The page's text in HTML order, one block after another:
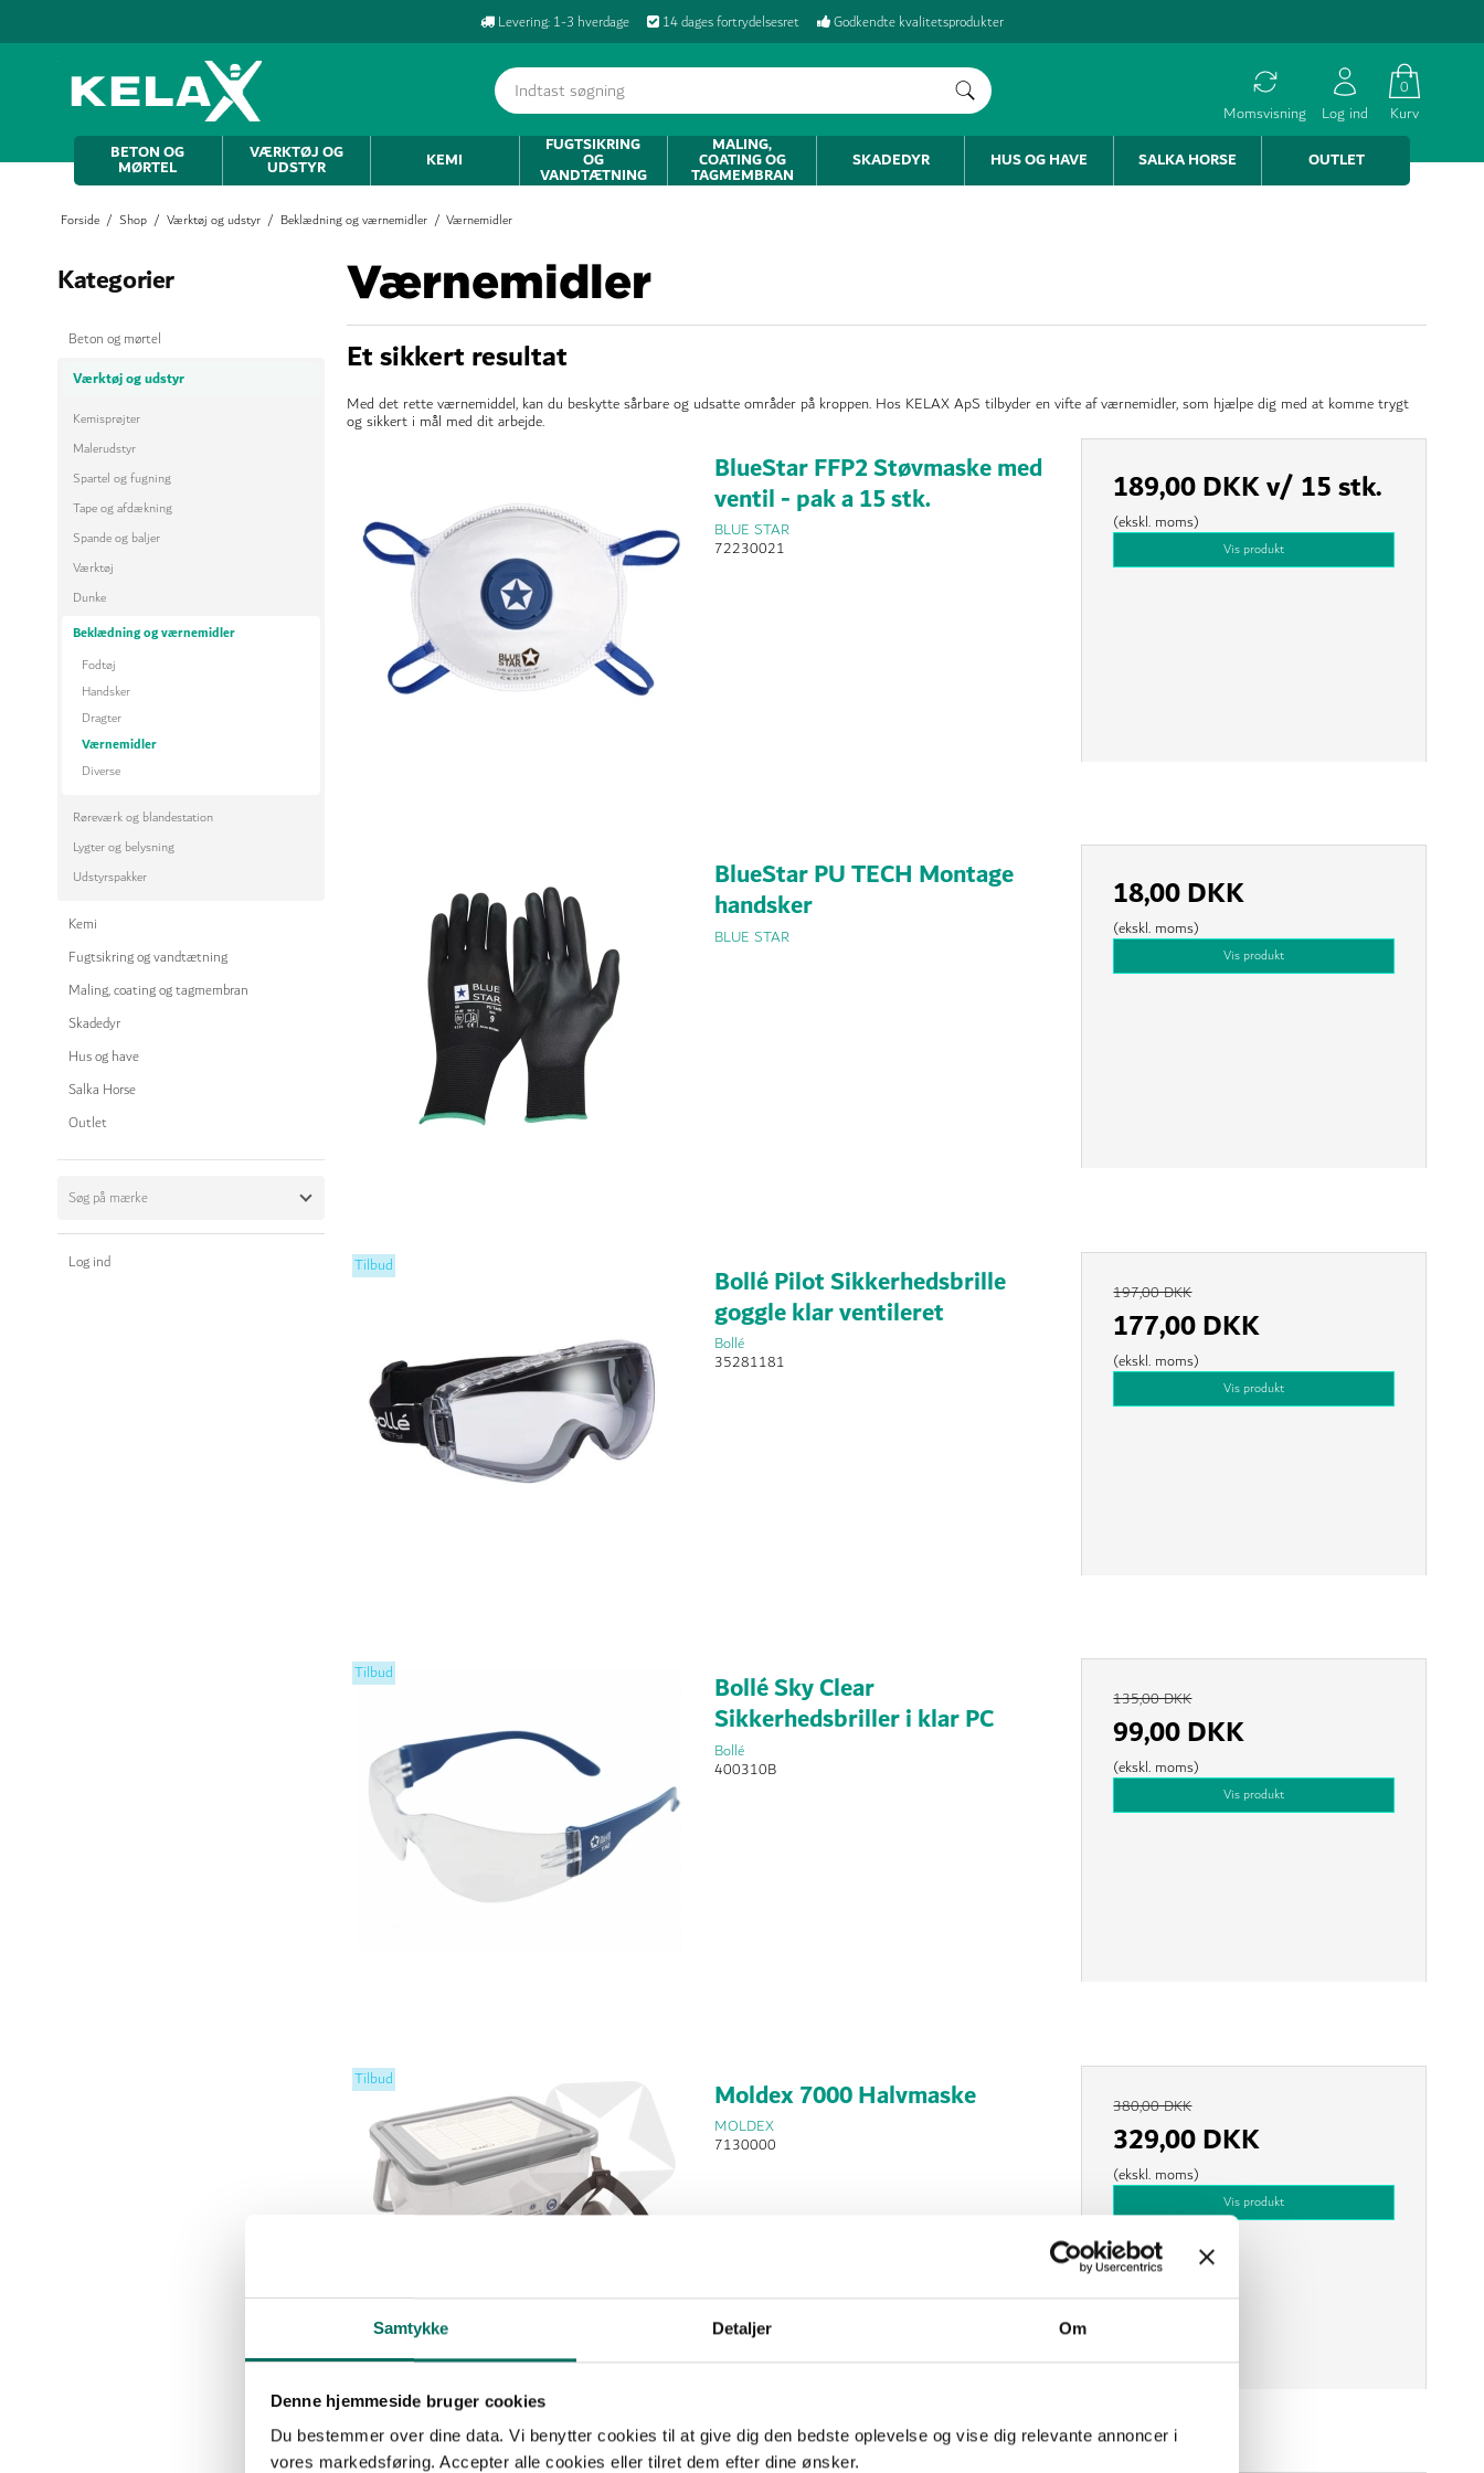
Samtykke Detaljer Om
Denne hjemmeside bruger cookies
Du bestemmer over dine data. Vi benytter cookies til at give dig den bedste oplevelse og vise dig relevante annoncer i
vores markedsføring. Accepter alle cookies eller tilret dem efter dine ønsker.
Levering: 1-3 hverdage 14 dages fortrydelsesret Godkendte kvalitetsprodukter
Momsvisning Log ind
0
Kurv
BETON OG
MØRTEL
VÆRKTØJ OG
UDSTYR KEMI
FUGTSIKRING
OG
VANDTÆTNING
MALING,
COATING OG
TAGMEMBRAN
SKADEDYR HUS OG HAVE SALKA HORSE OUTLET
Forside / Shop / Værktøj og udstyr / Beklædning og værnemidler / Værnemidler
Kategorier
Beton og mørtel
Værktøj og udstyr
Kemisprøjter
Malerudstyr
Spartel og fugning
Tape og afdækning
Spande og baljer
Værktøj
Dunke
Beklædning og værnemidler
Fodtøj
Handsker
Dragter
Værnemidler
Diverse
Røreværk og blandestation
Lygter og belysning
Udstyrspakker
Kemi
Fugtsikring og vandtætning
Maling, coating og tagmembran
Skadedyr
Hus og have
Salka Horse
Outlet
Log ind
Værnemidler
Et sikkert resultat
Med det rette værnemiddel, kan du beskytte sårbare og udsatte områder på kroppen. Hos KELAX ApS tilbyder en vifte af værnemidler, som hjælpe dig med at komme trygt
og sikkert i mål med dit arbejde.
BlueStar FFP2 Støvmaske med
ventil - pak a 15 stk.
BLUE STAR
72230021
189,00 DKKv/ 15 stk.
(ekskl. moms)
Vis produkt
BlueStar PU TECH Montage
handsker
BLUE STAR
18,00 DKK
(ekskl. moms)
Vis produkt
Tilbud Bollé Pilot Sikkerhedsbrille
goggle klar ventileret
Bollé
35281181
197,00 DKK
177,00 DKK
(ekskl. moms)
Vis produkt
Tilbud Bollé Sky Clear
Sikkerhedsbriller i klar PC
Bollé
400310B
135,00 DKK
99,00 DKK
(ekskl. moms)
Vis produkt
Tilbud Moldex 7000 Halvmaske
MOLDEX
7130000
380,00 DKK
329,00 DKK
(ekskl. moms)
Vis produkt